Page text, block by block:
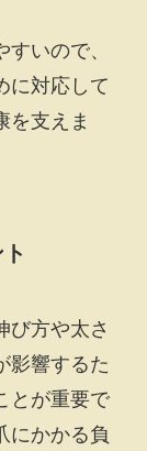
いので、
に対応して
を支えま
び方や太さ
影響するた
とが重要で
にかかる負